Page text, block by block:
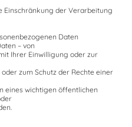
Einschränkung der Verarbeitung
Daten
– von
Ihrer Einwilligung oder zur
zum Schutz der Rechte einer
eines wichtigen öffentlichen